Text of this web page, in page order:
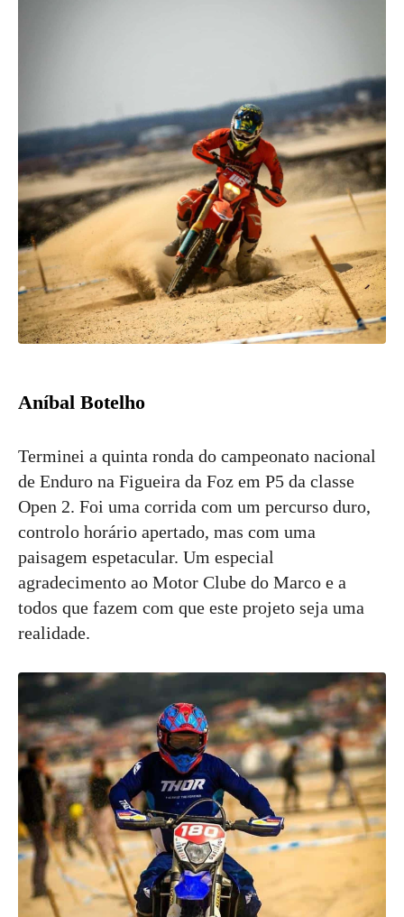
Aníbal Botelho
Terminei a quinta ronda do campeonato nacional
de Enduro na Figueira da Foz em P5 da classe
Open 2. Foi uma corrida com um percurso duro,
controlo horário apertado, mas com uma
paisagem espetacular. Um especial
agradecimento ao Motor Clube do Marco e a
todos que fazem com que este projeto seja uma
realidade.